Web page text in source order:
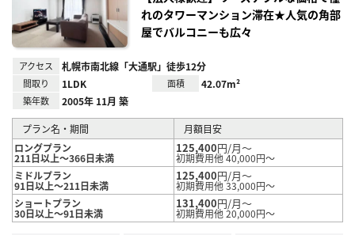
れのタワーマンション滞在★人気の角部
屋でバルコニーも広々
アクセス 札幌市南北線「大通駅」徒歩12分
間取り 1LDK 面積 42.07m²
築年数 2005年 11月 築
プラン名・期間
月額目安
ロングプラン
211日以上～366日未満
125,400円/月～
初期費用他 40,000円～
ミドルプラン
91日以上～211日未満
125,400円/月～
初期費用他 33,000円～
ショートプラン
30日以上～91日未満
131,400円/月～
初期費用他 20,000円～